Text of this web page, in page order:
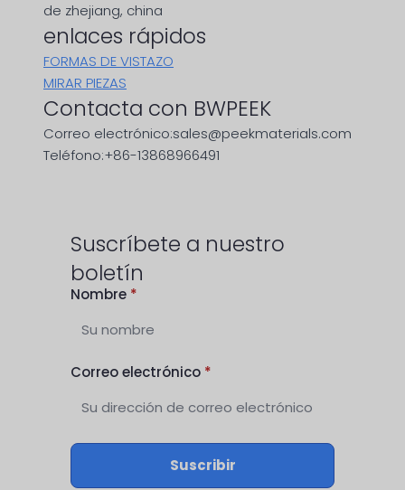
de zhejiang, china
enlaces rápidos
FORMAS DE VISTAZO
MIRAR PIEZAS
Contacta con BWPEEK
Correo electrónico:sales@peekmaterials.com
Teléfono:+86-13868966491
Suscríbete a nuestro
boletín
Nombre *
Correo electrónico *
Suscribir